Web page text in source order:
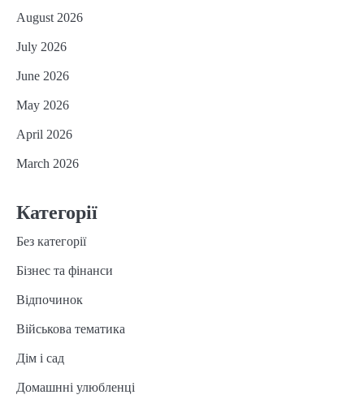
August 2026
July 2026
June 2026
May 2026
April 2026
March 2026
Категорії
Без категорії
Бізнес та фінанси
Відпочинок
Військова тематика
Дім і сад
Домашнні улюбленці